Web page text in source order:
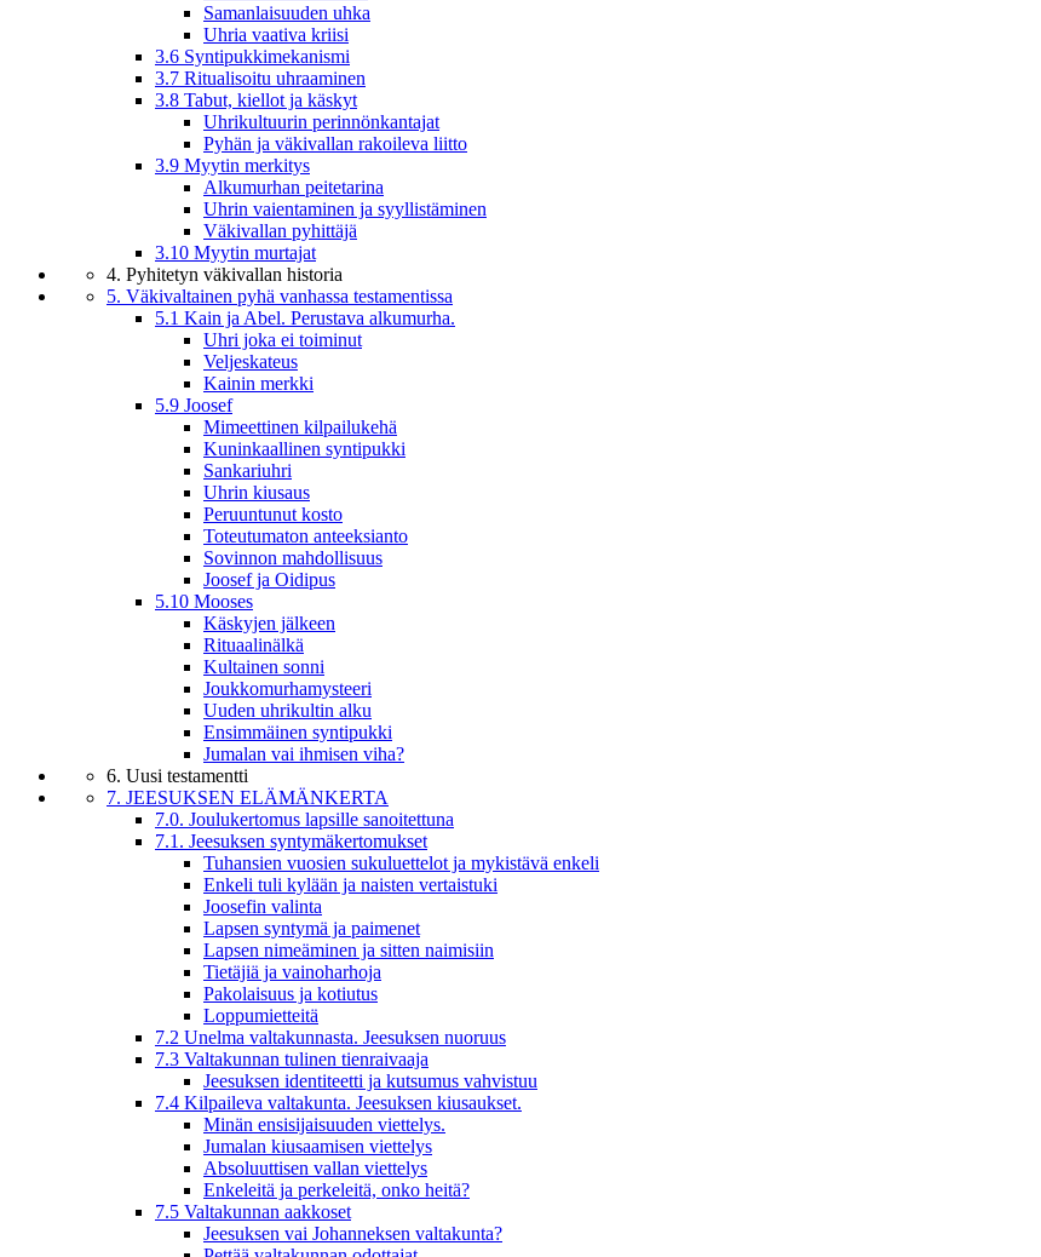
Samanlaisuuden uhka
Uhria vaativa kriisi
3.6 Syntipukkimekanismi
3.7 Ritualisoitu uhraaminen
3.8 Tabut, kiellot ja käskyt
Uhrikultuurin perinnönkantajat
Pyhän ja väkivallan rakoileva liitto
3.9 Myytin merkitys
Alkumurhan peitetarina
Uhrin vaientaminen ja syyllistäminen
Väkivallan pyhittäjä
3.10 Myytin murtajat
4. Pyhitetyn väkivallan historia
5. Väkivaltainen pyhä vanhassa testamentissa
5.1 Kain ja Abel. Perustava alkumurha.
Uhri joka ei toiminut
Veljeskateus
Kainin merkki
5.9 Joosef
Mimeettinen kilpailukehä
Kuninkaallinen syntipukki
Sankariuhri
Uhrin kiusaus
Peruuntunut kosto
Toteutumaton anteeksianto
Sovinnon mahdollisuus
Joosef ja Oidipus
5.10 Mooses
Käskyjen jälkeen
Rituaalinälkä
Kultainen sonni
Joukkomurhamysteeri
Uuden uhrikultin alku
Ensimmäinen syntipukki
Jumalan vai ihmisen viha?
6. Uusi testamentti
7. JEESUKSEN ELÄMÄNKERTA
7.0. Joulukertomus lapsille sanoitettuna
7.1. Jeesuksen syntymäkertomukset
Tuhansien vuosien sukuluettelot ja mykistävä enkeli
Enkeli tuli kylään ja naisten vertaistuki
Joosefin valinta
Lapsen syntymä ja paimenet
Lapsen nimeäminen ja sitten naimisiin
Tietäjiä ja vainoharhoja
Pakolaisuus ja kotiutus
Loppumietteitä
7.2 Unelma valtakunnasta. Jeesuksen nuoruus
7.3 Valtakunnan tulinen tienraivaaja
Jeesuksen identiteetti ja kutsumus vahvistuu
7.4 Kilpaileva valtakunta. Jeesuksen kiusaukset.
Minän ensisijaisuuden viettelys.
Jumalan kiusaamisen viettelys
Absoluuttisen vallan viettelys
Enkeleitä ja perkeleitä, onko heitä?
7.5 Valtakunnan aakkoset
Jeesuksen vai Johanneksen valtakunta?